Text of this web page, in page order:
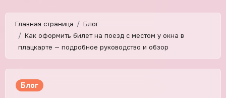
Главная страница
Блог
Как оформить билет на поезд с местом у окна в
плацкарте — подробное руководство и обзор
Блог